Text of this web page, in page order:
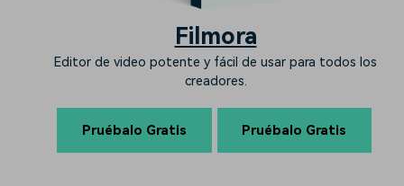
Filmora
Editor de video potente y fácil de usar para todos los
creadores.
Pruébalo Gratis Pruébalo Gratis